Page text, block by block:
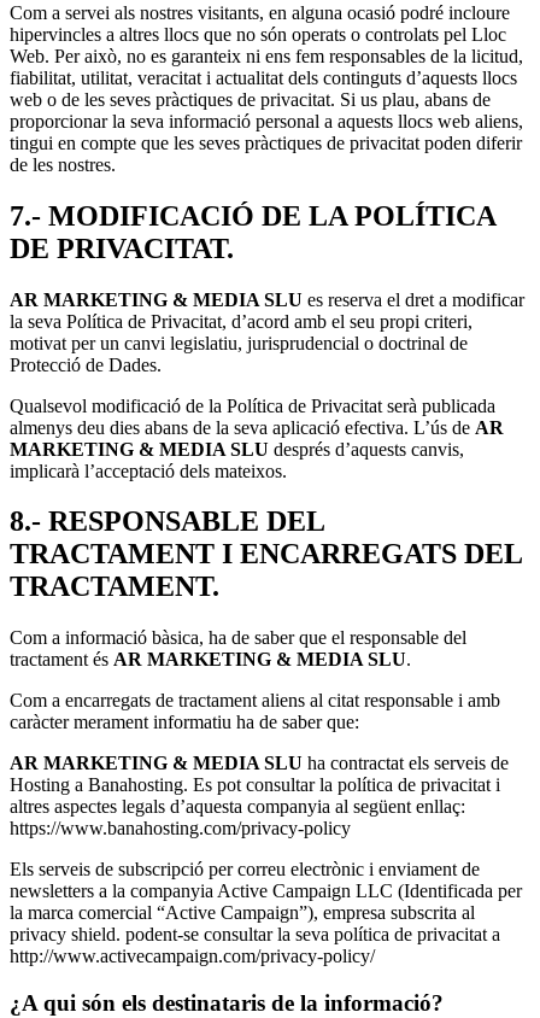
Com a servei als nostres visitants, en alguna ocasió podré incloure
hipervincles a altres llocs que no són operats o controlats pel Lloc
Web. Per això, no es garanteix ni ens fem responsables de la licitud,
fiabilitat, utilitat, veracitat i actualitat dels continguts d’aquests llocs
web o de les seves pràctiques de privacitat. Si us plau, abans de
proporcionar la seva informació personal a aquests llocs web aliens,
tingui en compte que les seves pràctiques de privacitat poden diferir
de les nostres.
7.- MODIFICACIÓ DE LA POLÍTICA
DE PRIVACITAT.
AR MARKETING & MEDIA SLU es reserva el dret a modificar
la seva Política de Privacitat, d’acord amb el seu propi criteri,
motivat per un canvi legislatiu, jurisprudencial o doctrinal de
Protecció de Dades.
Qualsevol modificació de la Política de Privacitat serà publicada
almenys deu dies abans de la seva aplicació efectiva. L’ús de AR
MARKETING & MEDIA SLU després d’aquests canvis,
implicarà l’acceptació dels mateixos.
8.- RESPONSABLE DEL
TRACTAMENT I ENCARREGATS DEL
TRACTAMENT.
Com a informació bàsica, ha de saber que el responsable del
tractament és AR MARKETING & MEDIA SLU.
Com a encarregats de tractament aliens al citat responsable i amb
caràcter merament informatiu ha de saber que:
AR MARKETING & MEDIA SLU ha contractat els serveis de
Hosting a Banahosting. Es pot consultar la política de privacitat i
altres aspectes legals d’aquesta companyia al següent enllaç:
https://www.banahosting.com/privacy-policy
Els serveis de subscripció per correu electrònic i enviament de
newsletters a la companyia Active Campaign LLC (Identificada per
la marca comercial “Active Campaign”), empresa subscrita al
privacy shield. podent-se consultar la seva política de privacitat a
http://www.activecampaign.com/privacy-policy/
¿A qui són els destinataris de la informació?